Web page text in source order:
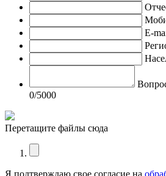
E-
0/5000
Перетащите файлы сюда
Я подтверждаю свое согласие на